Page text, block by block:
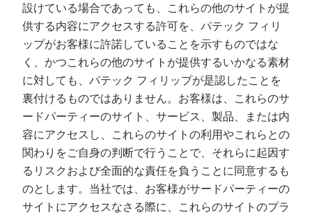
設けている場合であっても、これらの他のサイトが提
供する内容にアクセスする許可を、パテック フィリ
ップがお客様に許諾していることを示すものではな
く、かつこれらの他のサイトが提供するいかなる素材
に対しても、パテック フィリップが是認したことを
裏付けるものではありません。お客様は、これらのサ
ードパーティーのサイト、サービス、製品、または内
容にアクセスし、これらのサイトの利用やこれらとの
関わりをご自身の判断で行うことで、それらに起因す
るリスクおよび全面的な責任を負うことに同意するも
のとします。当社では、お客様がサードパーティーの
サイトにアクセスなさる際に、これらのサイトのプラ